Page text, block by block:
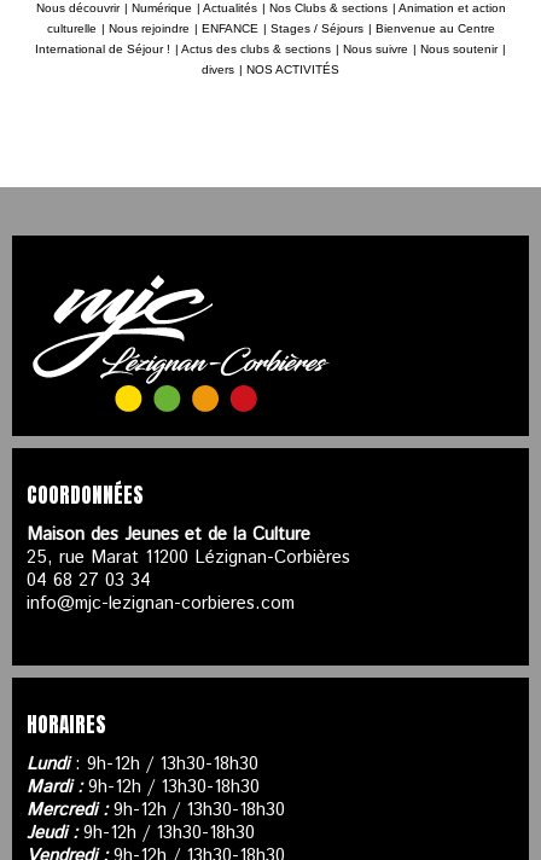
Nous découvrir Numérique Actualités Nos Clubs & sections
Animation et action
culturelle
Nous rejoindre ENFANCE Stages / Séjours
Bienvenue au Centre
International de Séjour !
Actus des clubs & sections Nous suivre Nous soutenir
divers
NOS ACTIVITÉS
COORDONNÉES
Maison des Jeunes et de la Culture
25, rue Marat 11200 Lézignan-Corbières
04 68 27 03 34
info@mjc-lezignan-corbieres.com
HORAIRES
Lundi: 9h-12h / 13h30-18h30
Mardi :9h-12h / 13h30-18h30
Mercredi :9h-12h / 13h30-18h30
Jeudi :9h-12h / 13h30-18h30